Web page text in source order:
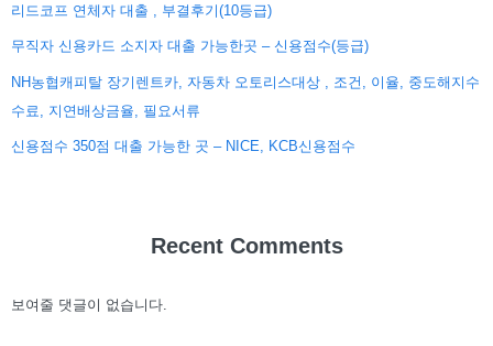
리드코프 연체자 대출 , 부결후기(10등급)
무직자 신용카드 소지자 대출 가능한곳 – 신용점수(등급)
NH농협캐피탈 장기렌트카, 자동차 오토리스대상 , 조건, 이율, 중도해지수
수료, 지연배상금율, 필요서류
신용점수 350점 대출 가능한 곳 – NICE, KCB신용점수
Recent Comments
보여줄 댓글이 없습니다.